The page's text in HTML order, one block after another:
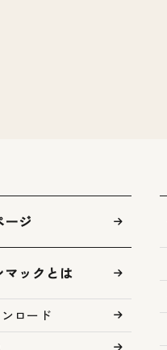
ージ
マックとは
ロード